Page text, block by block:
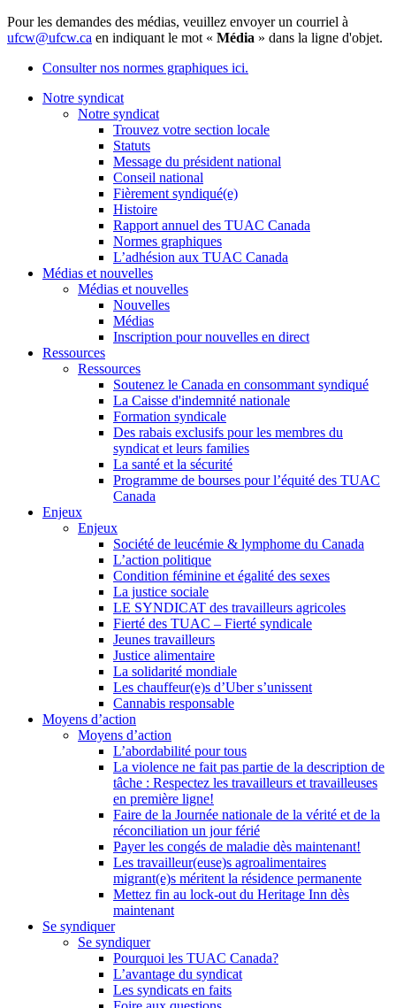
Pour les demandes des médias, veuillez envoyer un courriel à
ufcw@ufcw.ca en indiquant le mot « Média » dans la ligne d'objet.
Consulter nos normes graphiques ici.
Notre syndicat
Notre syndicat
Trouvez votre section locale
Statuts
Message du président national
Conseil national
Fièrement syndiqué(e)
Histoire
Rapport annuel des TUAC Canada
Normes graphiques
L’adhésion aux TUAC Canada
Médias et nouvelles
Médias et nouvelles
Nouvelles
Médias
Inscription pour nouvelles en direct
Ressources
Ressources
Soutenez le Canada en consommant syndiqué
La Caisse d'indemnité nationale
Formation syndicale
Des rabais exclusifs pour les membres du
syndicat et leurs families
La santé et la sécurité
Programme de bourses pour l’équité des TUAC
Canada
Enjeux
Enjeux
Société de leucémie & lymphome du Canada
L’action politique
Condition féminine et égalité des sexes
La justice sociale
LE SYNDICAT des travailleurs agricoles
Fierté des TUAC – Fierté syndicale
Jeunes travailleurs
Justice alimentaire
La solidarité mondiale
Les chauffeur(e)s d’Uber s’unissent
Cannabis responsable
Moyens d’action
Moyens d’action
L’abordabilité pour tous
La violence ne fait pas partie de la description de
tâche : Respectez les travailleurs et travailleuses
en première ligne!
Faire de la Journée nationale de la vérité et de la
réconciliation un jour férié
Payer les congés de maladie dès maintenant!
Les travailleur(euse)s agroalimentaires
migrant(e)s méritent la résidence permanente
Mettez fin au lock-out du Heritage Inn dès
maintenant
Se syndiquer
Se syndiquer
Pourquoi les TUAC Canada?
L’avantage du syndicat
Les syndicats en faits